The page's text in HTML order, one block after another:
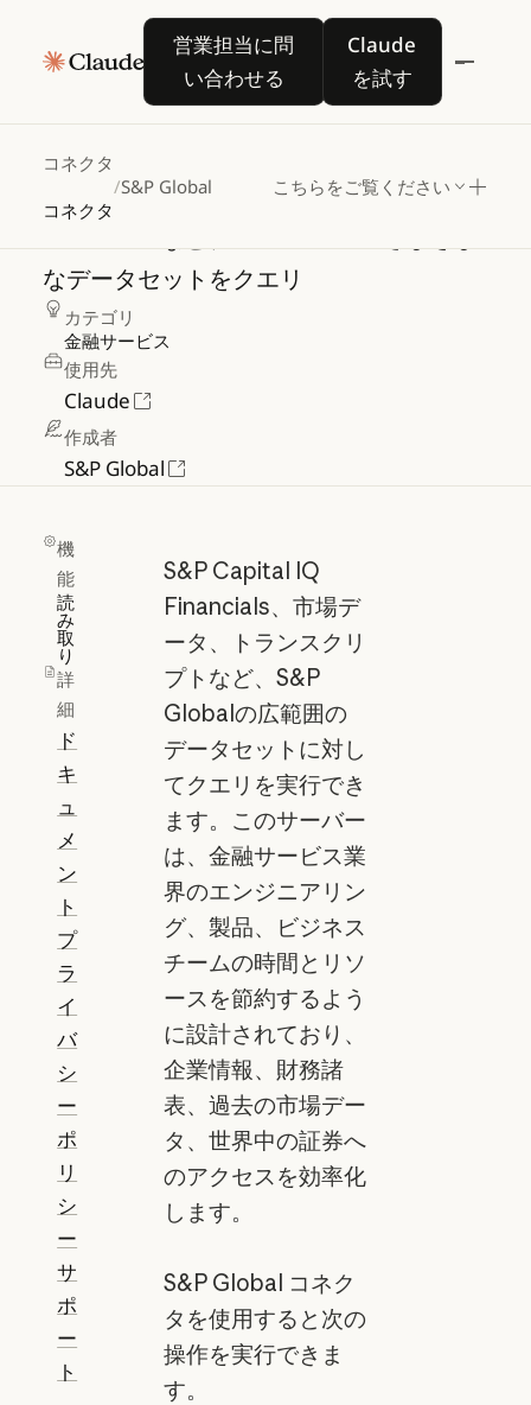
営業担当に問
い合わせる
営業担当に問い合わせる
Claude
を試す
Claude を試す
コネクタ
コネクタ
/S&P Global こちらをご覧ください
S&P
なデータセットをクエリ
カテゴリ
金融サービス
使用先
Claude
作成者
S&P Global
機
能
読
み
取
り
詳
細
ド
キ
ュ
メ
ン
ト
プ
ラ
イ
バ
シ
ー
ポ
リ
シ
ー
サ
ポ
ー
ト
S&P Capital IQ
Financials、市場デ
ータ、トランスクリ
プトなど、S&P
Globalの広範囲の
データセットに対し
てクエリを実行でき
ます。このサーバー
は、金融サービス業
界のエンジニアリン
グ、製品、ビジネス
チームの時間とリソ
ースを節約するよう
に設計されており、
企業情報、財務諸
表、過去の市場デー
タ、世界中の証券へ
のアクセスを効率化
します。
S&P Global コネク
タを使用すると次の
操作を実行できま
す。